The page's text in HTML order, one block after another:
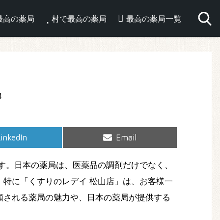
高の薬局 村で最高の薬局 最高の薬局一覧
Share
Email
日本の薬局は、医薬品の調剤だけでなく、
に「くすりのレデイ 松山店」は、お客様一
れる薬局の魅力や、日本の薬局が提供する